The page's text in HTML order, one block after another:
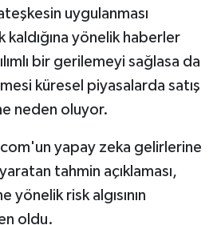
uygulanması
kaldığına yönelik haberler
bir gerilemeyi sağlasa da
küresel piyasalarda satış
neden oluyor.
yapay zeka gelirlerine
yaratan tahmin açıklaması,
risk algısının
oldu.